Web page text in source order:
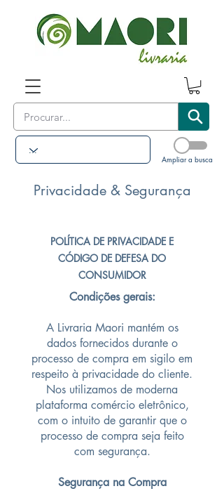
Ampliar a busca
Privacidade & Segurança
POLÍTICA DE PRIVACIDADE E
CÓDIGO DE DEFESA DO
CONSUMIDOR
Condições gerais:
A Livraria Maori mantém os
dados fornecidos durante o
processo de compra em sigilo em
respeito à privacidade do cliente.
Nos utilizamos de moderna
plataforma comércio eletrônico,
com o intuito de garantir que o
processo de compra seja feito
com segurança.
Segurança na Compra